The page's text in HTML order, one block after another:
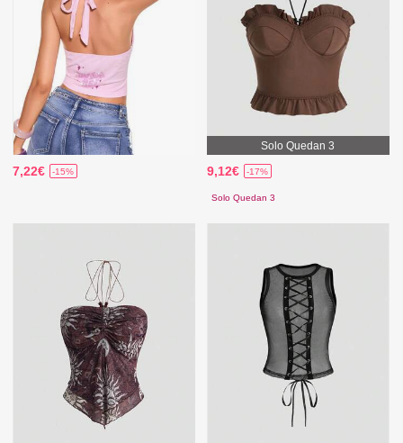
7,22€ -15%
Solo Quedan 3
9,12€ -17%
Solo Quedan 3